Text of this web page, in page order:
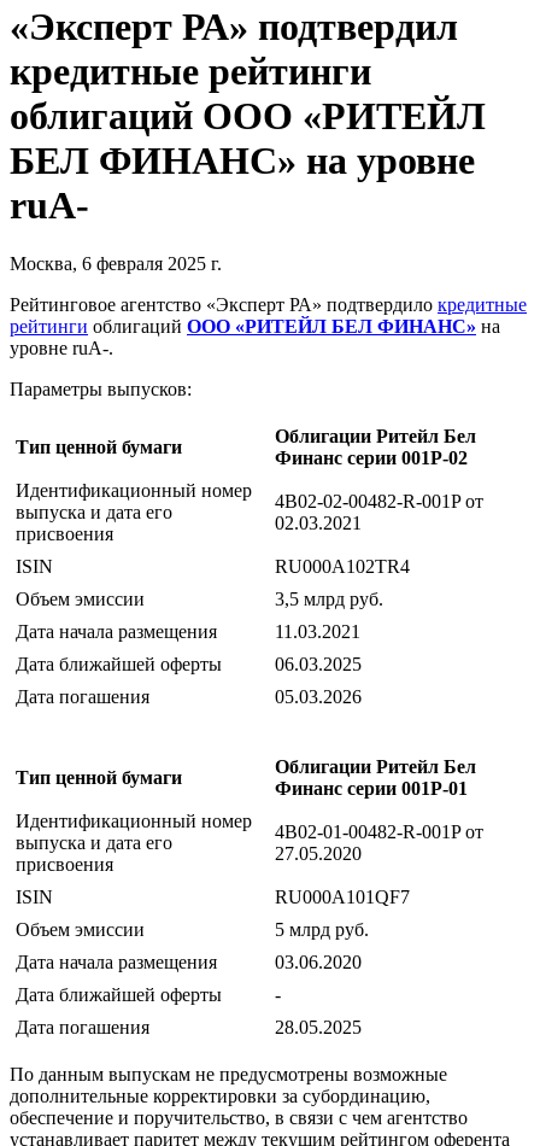
«Эксперт РА» подтвердил
кредитные рейтинги
облигаций ООО «РИТЕЙЛ
БЕЛ ФИНАНС» на уровне
ruА-
Москва, 6 февраля 2025 г.
Рейтинговое агентство «Эксперт РА» подтвердило кредитные
рейтинги облигаций ООО «РИТЕЙЛ БЕЛ ФИНАНС» на
уровне ruА-.
Параметры выпусков:
Тип ценной бумаги
Облигации Ритейл Бел
Финанс серии 001Р-02
Идентификационный номер
выпуска и дата его
присвоения
4B02-02-00482-R-001P от
02.03.2021
ISIN
RU000A102TR4
Объем эмиссии
3,5 млрд руб.
Дата начала размещения
11.03.2021
Дата ближайшей оферты
06.03.2025
Дата погашения
05.03.2026
Тип ценной бумаги
Облигации Ритейл Бел
Финанс серии 001Р-01
Идентификационный номер
выпуска и дата его
присвоения
4B02-01-00482-R-001P от
27.05.2020
ISIN
RU000A101QF7
Объем эмиссии
5 млрд руб.
Дата начала размещения
03.06.2020
Дата ближайшей оферты
-
Дата погашения
28.05.2025
По данным выпускам не предусмотрены возможные
дополнительные корректировки за субординацию,
обеспечение и поручительство, в связи с чем агентство
устанавливает паритет между текущим рейтингом оферента